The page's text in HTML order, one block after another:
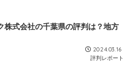
株式会社の千葉県の評判は？地方
2024.03.16
評判レポート